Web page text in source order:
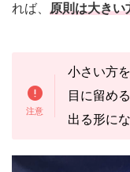
れば、 原則は大きい
小さい方
目に留め
出る形に